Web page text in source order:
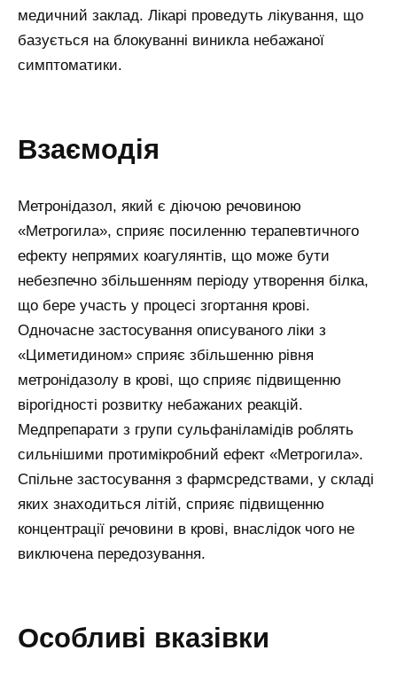
медичний заклад. Лікарі проведуть лікування, що
базується на блокуванні виникла небажаної
симптоматики.
взаємодія
Метронідазол, який є діючою речовиною
«Метрогила», сприяє посиленню терапевтичного
ефекту непрямих коагулянтів, що може бути
небезпечно збільшенням періоду утворення білка,
що бере участь у процесі згортання крові.
Одночасне застосування описуваного ліки з
«Циметидином» сприяє збільшенню рівня
метронідазолу в крові, що сприяє підвищенню
вірогідності розвитку небажаних реакцій.
Медпрепарати з групи сульфаніламідів роблять
сильнішими протимікробний ефект «Метрогила».
Спільне застосування з фармсредствами, у складі
яких знаходиться літій, сприяє підвищенню
концентрації речовини в крові, внаслідок чого не
виключена передозування.
особливі вказівки